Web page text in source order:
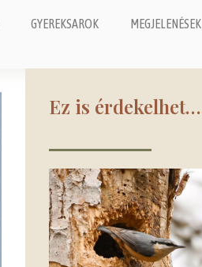
GYEREKSAROK MEGJELENÉSEK
Ez is érdekelhet…